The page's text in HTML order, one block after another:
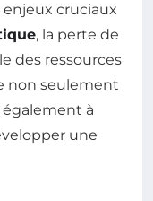
cruciaux
, la perte de
des ressources
non seulement
également à
une